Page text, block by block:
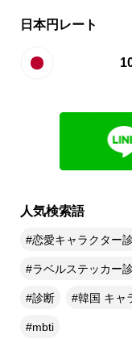
日本円レート
人気検索語
恋愛キャラクター
ラベルステッカー
診断 韓国 キャ
mbti